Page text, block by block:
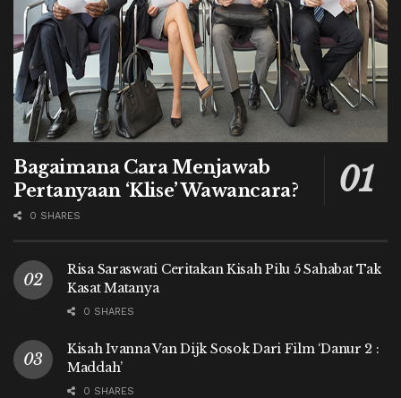
Bagaimana Cara Menjawab
Pertanyaan ‘Klise’ Wawancara?
0 SHARES
Risa Saraswati Ceritakan Kisah Pilu 5 Sahabat Tak
Kasat Matanya
0 SHARES
Kisah Ivanna Van Dijk Sosok Dari Film ‘Danur 2 :
Maddah’
0 SHARES